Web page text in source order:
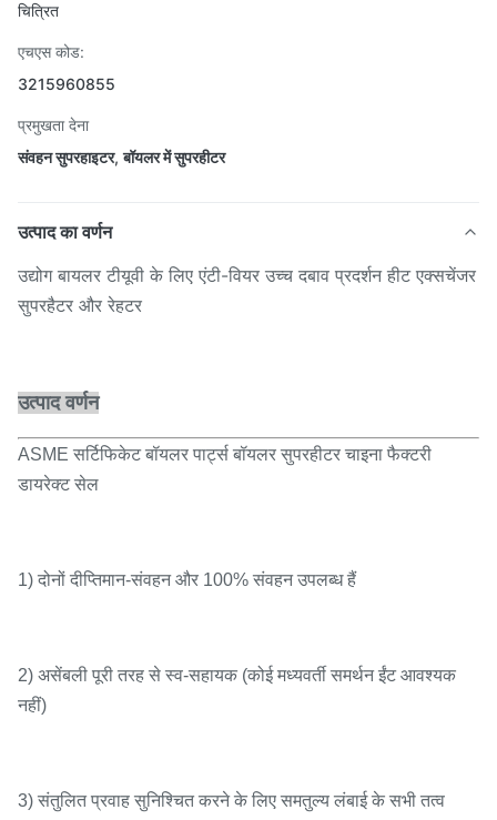
चित्रित
एचएस कोड:
3215960855
प्रमुखता देना
संवहन सुपरहाइटर,बॉयलर में सुपरहीटर
उत्पाद का वर्णन
उद्योग बायलर टीयूवी के लिए एंटी-वियर उच्च दबाव प्रदर्शन हीट एक्सचेंजर
सुपरहैटर और रेहटर
उत्पाद वर्णन
ASME सर्टिफिकेट बॉयलर पार्ट्स बॉयलर सुपरहीटर चाइना फैक्टरी
डायरेक्ट सेल
1) दोनों दीप्तिमान-संवहन और 100% संवहन उपलब्ध हैं
2) असेंबली पूरी तरह से स्व-सहायक (कोई मध्यवर्ती समर्थन ईंट आवश्यक
नहीं)
3) संतुलित प्रवाह सुनिश्चित करने के लिए समतुल्य लंबाई के सभी तत्व